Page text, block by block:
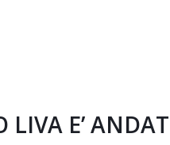
LIVA E’